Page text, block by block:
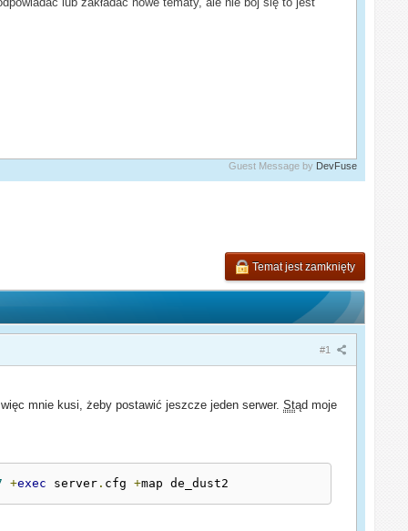
Guest Message by DevFuse
Temat jest zamknięty
#1
mnie kusi, żeby postawić jeszcze jeden serwer.Stąd moje
+exec server . cfg +map de_dust2